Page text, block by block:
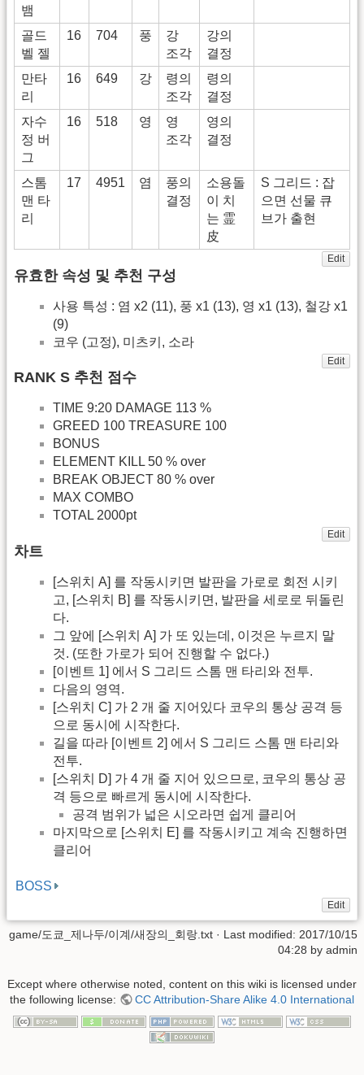
뱀
골드
벨 젤
16 704 풍
강
조각
강의
결정
만타
리
16 649 강
령의
조각
령의
결정
자수
정 버
그
16 518 영
영
조각
영의
결정
스톰
맨 타
리
17 4951 염
풍의
결정
소용돌
이 치
는 霊
皮
S 그리드 : 잡
으면 선물 큐
브가 출현
Edit
유효한 속성 및 추천 구성
사용 특성 : 염 x2 (11), 풍 x1 (13), 영 x1 (13), 철강 x1
(9)
코우 (고정), 미츠키, 소라
Edit
RANK S 추천 점수
TIME 9:20 DAMAGE 113 %
GREED 100 TREASURE 100
BONUS
ELEMENT KILL 50 % over
BREAK OBJECT 80 % over
MAX COMBO
TOTAL 2000pt
Edit
차트
[스위치 A] 를 작동시키면 발판을 가로로 회전 시키
고, [스위치 B] 를 작동시키면, 발판을 세로로 뒤돌린
다.
그 앞에 [스위치 A] 가 또 있는데, 이것은 누르지 말
것. (또한 가로가 되어 진행할 수 없다.)
[이벤트 1] 에서 S 그리드 스톰 맨 타리와 전투.
다음의 영역.
[스위치 C] 가 2 개 줄 지어있다 코우의 통상 공격 등
으로 동시에 시작한다.
길을 따라 [이벤트 2] 에서 S 그리드 스톰 맨 타리와
전투.
[스위치 D] 가 4 개 줄 지어 있으므로, 코우의 통상 공
격 등으로 빠르게 동시에 시작한다.
공격 범위가 넓은 시오라면 쉽게 클리어
마지막으로 [스위치 E] 를 작동시키고 계속 진행하면
클리어
BOSS
Edit
game/도쿄_제나두/이계/새장의_회랑.txt · Last modified: 2017/10/15
04:28 by admin
Except where otherwise noted, content on this wiki is licensed under
the following license:
CC Attribution-Share Alike 4.0 International